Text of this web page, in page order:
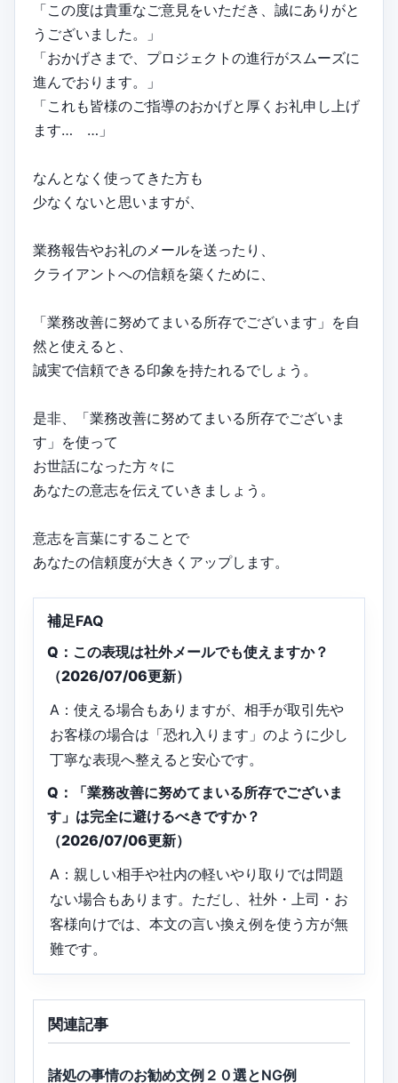
「この度は貴重なご意見をいただき、誠にありがと
うございました。」
「おかげさまで、プロジェクトの進行がスムーズに
進んでおります。」
「これも皆様のご指導のおかげと厚くお礼申し上げ
ます… …」
なんとなく使ってきた方も
少なくないと思いますが、
業務報告やお礼のメールを送ったり、
クライアントへの信頼を築くために、
「業務改善に努めてまいる所存でございます」を自
然と使えると、
誠実で信頼できる印象を持たれるでしょう。
是非、「業務改善に努めてまいる所存でございま
す」を使って
お世話になった方々に
あなたの意志を伝えていきましょう。
意志を言葉にすることで
あなたの信頼度が大きくアップします。
補足FAQ
Q：この表現は社外メールでも使えますか？
（2026/07/06更新）
A：使える場合もありますが、相手が取引先や
お客様の場合は「恐れ入ります」のように少し
丁寧な表現へ整えると安心です。
Q：「業務改善に努めてまいる所存でございま
す」は完全に避けるべきですか？
（2026/07/06更新）
A：親しい相手や社内の軽いやり取りでは問題
ない場合もあります。ただし、社外・上司・お
客様向けでは、本文の言い換え例を使う方が無
難です。
関連記事
諸処の事情のお勧め文例２０選とNG例